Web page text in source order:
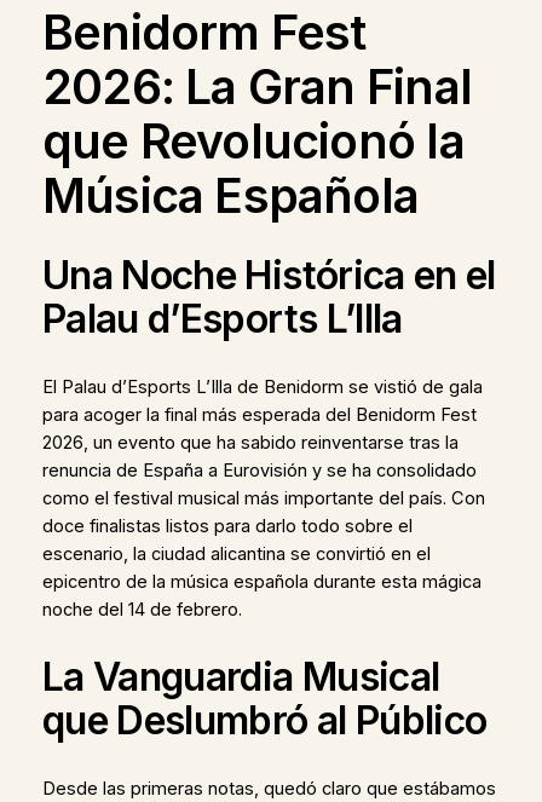
Benidorm Fest
2026: La Gran Final
que Revolucionó la
Música Española
Una Noche Histórica en el
Palau d’Esports L’Illa
El Palau d’Esports L’Illa de Benidorm se vistió de gala
para acoger la final más esperada del Benidorm Fest
2026, un evento que ha sabido reinventarse tras la
renuncia de España a Eurovisión y se ha consolidado
como el festival musical más importante del país. Con
doce finalistas listos para darlo todo sobre el
escenario, la ciudad alicantina se convirtió en el
epicentro de la música española durante esta mágica
noche del 14 de febrero.
La Vanguardia Musical
que Deslumbró al Público
Desde las primeras notas, quedó claro que estábamos